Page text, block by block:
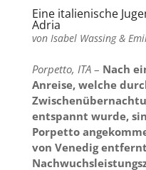
Eine italienische
Adria
von Isabel Wassing &
Porpetto, ITA– Nach
Anreise, welche
entspannt wurde,
Porpetto
von Venedig